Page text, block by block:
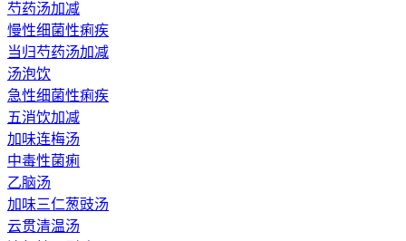
芍药汤加减
慢性细菌性痢疾
当归芍药汤加减
汤泡饮
急性细菌性痢疾
五消饮加减
加味连梅汤
中毒性菌痢
乙脑汤
加味三仁葱豉汤
云贯清温汤